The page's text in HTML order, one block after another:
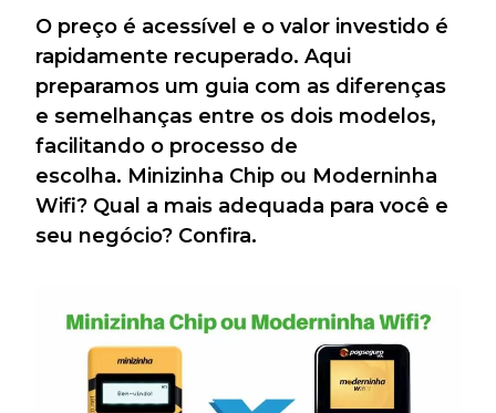
O preço é acessível e o valor investido é
rapidamente recuperado. Aqui
preparamos um guia com as diferenças
e semelhanças entre os dois modelos,
facilitando o processo de
escolha. Minizinha Chip ou Moderninha
Wifi? Qual a mais adequada para você e
seu negócio? Confira.